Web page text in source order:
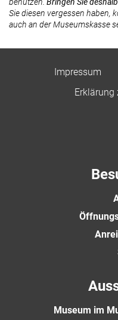
Sie diesen vergessen haben,
auch an der Museumskasse
Impressum
Erklärung
Museum im